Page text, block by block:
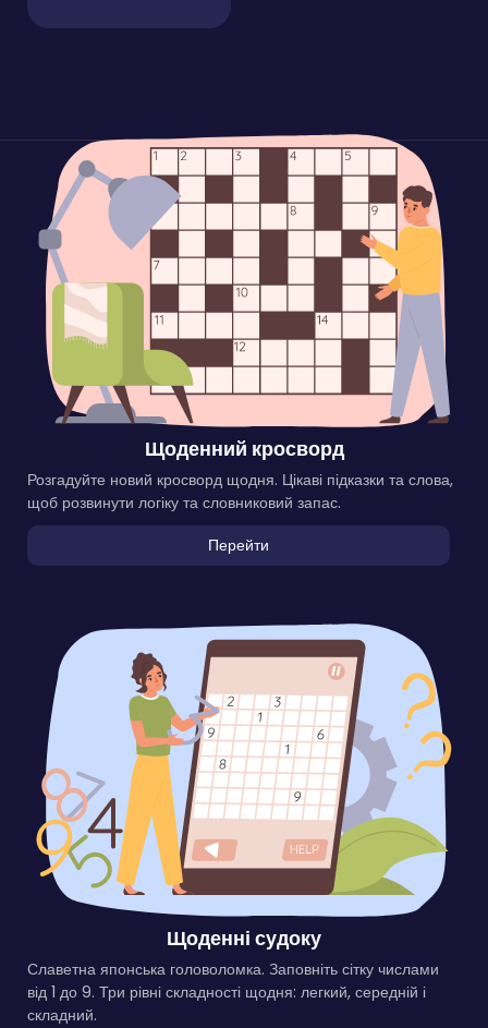
Щоденний кросворд
Розгадуйте новий кросворд щодня. Цікаві підказки та слова,
щоб розвинути логіку та словниковий запас.
Перейти
Щоденні судоку
Славетна японська головоломка. Заповніть сітку числами
від 1 до 9. Три рівні складності щодня: легкий, середній і
складний.